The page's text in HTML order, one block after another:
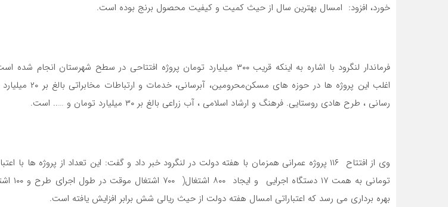
خورد، افزود: امسال بهترین سال از حیث کمیت و کیفیت محصول برنج بوده است.
فرماندار لنگرود با اشاره به اینکه قریب ۳۰۰ میلیارد تومان پروژه افتتاحی در سطح شهرستان
اغلب این پروژه ها در حوزه های
رسانی ، طرح هادی روستایی. فرهنگ و ارشاد اسلامی ، آب زراعی بالغ بر ۳۰ میلیارد تومان و ….. است.
تومانی به همت ۱۷
بهره برداری می رسد که اعتباراتی امسال هفته دولت از حیث ریالی شش برابر افزایش یافته است.